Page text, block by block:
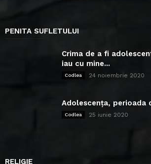
PENITA SUFLETULUI
Crima de a fi
iau cu mine...
Codlea 24 noiembrie 2020
Adolescența, perioada
Codlea 25 iunie 2020
RELIGIE